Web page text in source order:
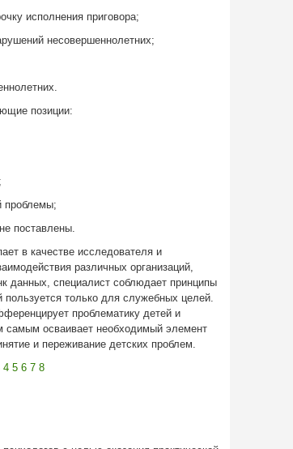
исполнения приговора;
несовершеннолетних;
позиции:
проблемы;
поставлены.
в качестве исследователя и
различных организаций,
данных, специалист соблюдает принципы
только для служебных целей.
проблематику детей и
самым осваивает необходимый элемент
и переживание детских проблем.
4 5 6 7 8